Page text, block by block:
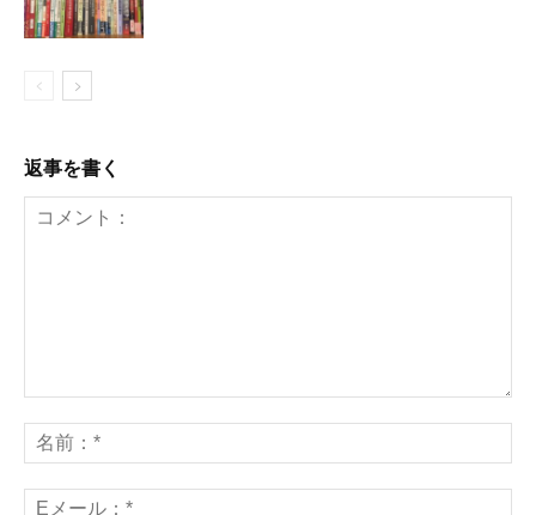
返事を書く